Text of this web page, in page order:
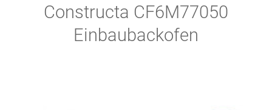
Constructa CF6M77050
Einbaubackofen